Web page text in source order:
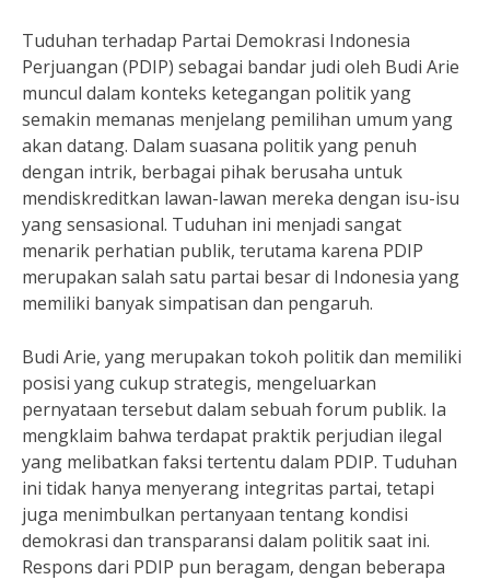
Tuduhan terhadap Partai Demokrasi Indonesia
Perjuangan (PDIP) sebagai bandar judi oleh Budi Arie
muncul dalam konteks ketegangan politik yang
semakin memanas menjelang pemilihan umum yang
akan datang. Dalam suasana politik yang penuh
dengan intrik, berbagai pihak berusaha untuk
mendiskreditkan lawan-lawan mereka dengan isu-isu
yang sensasional. Tuduhan ini menjadi sangat
menarik perhatian publik, terutama karena PDIP
merupakan salah satu partai besar di Indonesia yang
memiliki banyak simpatisan dan pengaruh.
Budi Arie, yang merupakan tokoh politik dan memiliki
posisi yang cukup strategis, mengeluarkan
pernyataan tersebut dalam sebuah forum publik. Ia
mengklaim bahwa terdapat praktik perjudian ilegal
yang melibatkan faksi tertentu dalam PDIP. Tuduhan
ini tidak hanya menyerang integritas partai, tetapi
juga menimbulkan pertanyaan tentang kondisi
demokrasi dan transparansi dalam politik saat ini.
Respons dari PDIP pun beragam, dengan beberapa